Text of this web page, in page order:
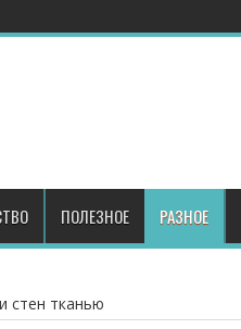
ПОЛЕЗНОЕ РАЗНОЕ
стен тканью